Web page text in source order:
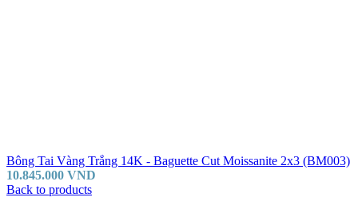
Bông Tai Vàng Trắng 14K - Baguette Cut Moissanite 2x3 (BM003)
10.845.000 VND
Back to products